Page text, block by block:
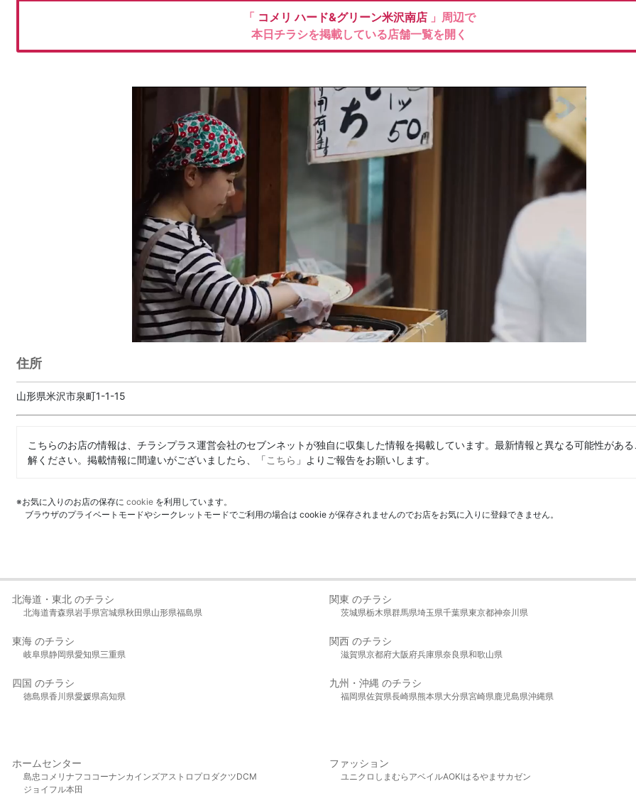
「 コメリハード&グリーン米沢南店 」周辺で
本日チラシを掲載している店舗一覧を開く
住所
山形県米沢市泉町1-1-15
こちらのお店の情報は、チラシプラス運営会社のセブンネットが独自に収集した情報を掲載しています。最新情報と異なる可能性があ
解ください。掲載情報に間違いがございましたら、「こちら 」よりご報告をお願いします。
※お気に入りのお店の保存に cookie を利用しています。
ブラウザのプライベートモードやシークレットモードでご利用の場合は cookie が保存されませんのでお店をお気に入りに登録できません。
北海道・東北 のチラシ
北海道青森県岩手県宮城県秋田県山形県福島県
関東 のチラシ
茨城県栃木県群馬県埼玉県千葉県東京都神奈川県
東海 のチラシ
岐阜県静岡県愛知県三重県
関西 のチラシ
滋賀県京都府大阪府兵庫県奈良県和歌山県
四国 のチラシ
徳島県香川県愛媛県高知県
九州・沖縄 のチラシ
福岡県佐賀県長崎県熊本県大分県宮崎県鹿児島県沖縄県
ホームセンター
島忠 コメリ ナフコ コーナンカインズアストロプロダクツDCM
ジョイフル本田
ファッション
ユニクロ しまむら アベイルAOKIはるやま サカゼン